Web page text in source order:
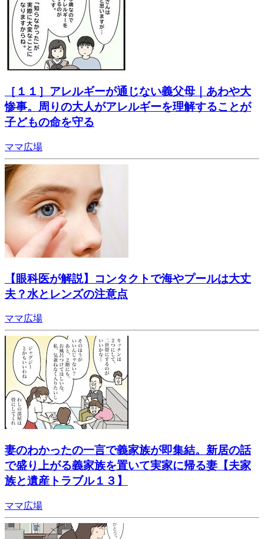
［１１］アレルギーが通じない義父母｜あわや大
惨事。周りの大人がアレルギーを理解することが
子どもの命を守る
ママ広場
【眼科医が解説】コンタクトで海やプールは大丈
夫？水とレンズの注意点
ママ広場
妻のわかったの一言で義家族が即集結。新居の話
で盛り上がる義家族を置いて実家に帰る妻【夫家
族と遺産トラブル１３】
ママ広場